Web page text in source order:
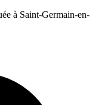
à Saint-Germain-en-